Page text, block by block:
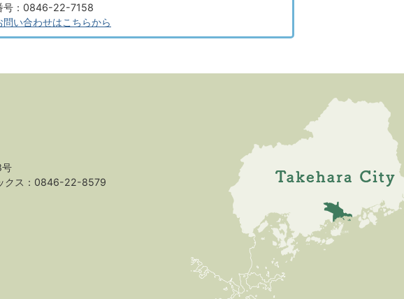
号：0846-22-7158
問い合わせはこちらから
クス：0846-22-8579